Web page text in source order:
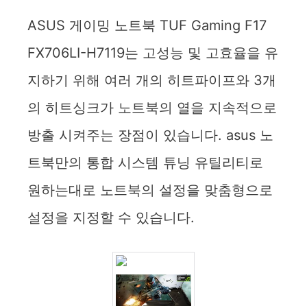
ASUS 게이밍 노트북 TUF Gaming F17
FX706LI-H7119는 고성능 및 고효율을 유
지하기 위해 여러 개의 히트파이프와 3개
의 히트싱크가 노트북의 열을 지속적으로
방출 시켜주는 장점이 있습니다. asus 노
트북만의 통합 시스템 튜닝 유틸리티로
원하는대로 노트북의 설정을 맞춤형으로
설정을 지정할 수 있습니다.